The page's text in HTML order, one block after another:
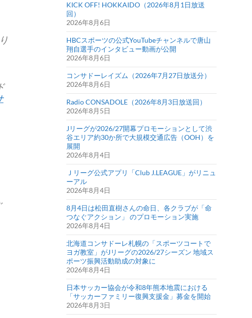
KICK OFF! HOKKAIDO（2026年8月1日放送
回）
2026年8月6日
HBCスポーツの公式YouTubeチャンネルで唐山
翔自選手のインタビュー動画が公開
2026年8月6日
コンサドーレイズム（2026年7月27日放送分）
2026年8月6日
Radio CONSADOLE（2026年8月3日放送回）
2026年8月5日
Jリーグが2026/27開幕プロモーションとして渋
谷エリア約30か所で大規模交通広告（OOH）を
展開
2026年8月4日
Ｊリーグ公式アプリ「Club J.LEAGUE」がリニュ
ーアル
2026年8月4日
8月4日は松田直樹さんの命日、各クラブが「命
つなぐアクション」 のプロモーション実施
2026年8月4日
北海道コンサドーレ札幌の「スポーツコートで
ヨガ教室」がJリーグの2026/27シーズン 地域ス
ポーツ振興活動助成の対象に
2026年8月4日
日本サッカー協会が令和8年熊本地震における
「サッカーファミリー復興支援金」募金を開始
2026年8月3日